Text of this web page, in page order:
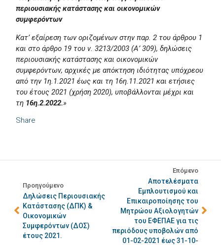
Share
περιουσιακής κατάστασης και οικονομικών
συμφερόντων
Κατ’ εξαίρεση των οριζομένων στην παρ. 2 του άρθρου 1
και στο άρθρο 19 του ν. 3213/2003 (Α’ 309), δηλώσεις
περιουσιακής κατάστασης και οικονομικών
συμφερόντων, αρχικές με απόκτηση ιδιότητας υπόχρεου
από την 1η.1.2021 έως και τη 16η.11.2021 και ετήσιες
του έτους 2021 (χρήση 2020), υποβάλλονται μέχρι και
τη 16η.2.2022.»
Προηγούμενο
Δηλώσεις Περιουσιακής
Κατάστασης (ΔΠΚ) &
Οικονομικών
Συμφερόντων (ΔΟΣ)
έτους 2021.
Επόμενο
Αποτελέσματα
Εμπλουτισμού και
Επικαιροποίησης του
Μητρώου Αξιολογητών
του ΕΦΕΠΑΕ για τις
περιόδους υποβολών από
01-02-2021 έως 31-10-